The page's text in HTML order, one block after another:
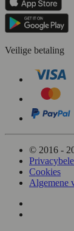
Veilige betaling
© 2016 -
Cookies
Algemene